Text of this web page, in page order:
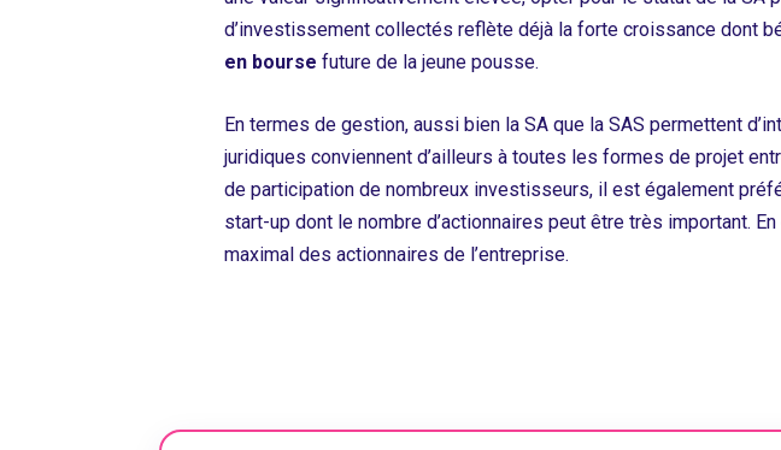
d’investissement collectés reflète déjà la forte croissance dont
en bourse future de la jeune pousse.
En termes de gestion, aussi bien la SA que la SAS permettent
juridiques conviennent d’ailleurs à toutes les formes de projet
de participation de nombreux investisseurs, il est également
start-up dont le nombre d’actionnaires peut être très important.
maximal des actionnaires de l’entreprise.